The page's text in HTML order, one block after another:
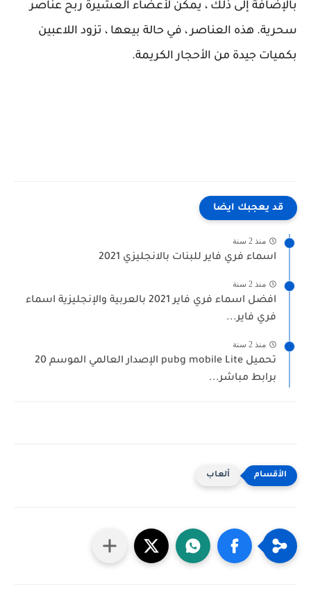
بالإضافة إلى ذلك ، يمكن لأعضاء العشيرة ربح عناصر
سحرية. هذه العناصر ، في حالة بيعها ، تزود اللاعبين
بكميات جيدة من الأحجار الكريمة.
قد يعجبك ايضا
منذ 2 سنة
اسماء فري فاير للبنات بالانجليزي 2021
منذ 2 سنة
افضل اسماء فري فاير 2021 بالعربية والإنجليزية اسماء
فري فاير...
منذ 2 سنة
تحميل pubg mobile Lite الإصدار العالمي الموسم 20
برابط مباشر...
ألعاب